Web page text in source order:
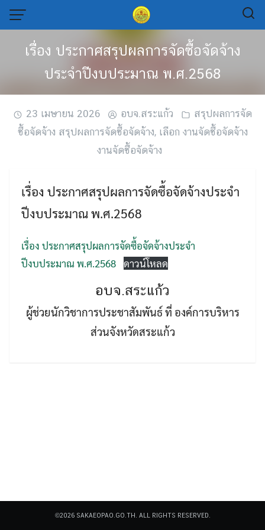
Skip
เรื่อง ประกาศสรุปผลการจัดซื้อจัดจ้าง
ประจำปีงบประมาณ พ.ศ.2568
23 เมษายน 2026 อบจ.สระแก้ว
สรุปผลการจัด
ซื้อจัดจ้าง สรุปผลการจัดซื้อจัดจ้าง, เลือก งานจัดซื้อจัดจ้าง
งานจัดซื้อจัดจ้าง
เรื่อง ประกาศสรุปผลการจัดซื้อจัดจ้างประจำ
ปีงบประมาณ พ.ศ.2568
เรื่อง ประกาศสรุปผลการจัดซื้อจัดจ้างประจำ
ปีงบประมาณ พ.ศ.2568 ดาวน์โหลด
อบจ.สระแก้ว
ผู้ช่วยนักวิชาการประชาสัมพันธ์ ที่ องค์การบริหาร
ส่วนจังหวัดสระแก้ว
©2026 SAKAEOPAO.GO.TH. ALL RIGHTS RESERVED.